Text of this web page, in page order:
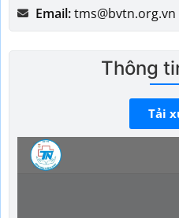
Email:tms@bvtn.org.vn
Thông
Tải